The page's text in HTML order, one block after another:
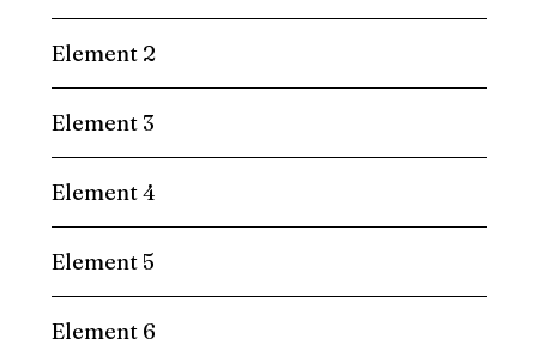
Element 2
Element 3
Element 4
Element 5
Element 6